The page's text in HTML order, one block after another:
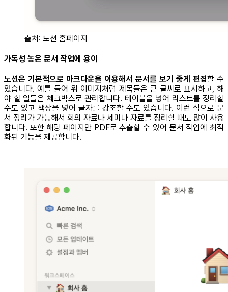
출처: 노션 홈페이지
가독성 높은 문서 작업에 용이
노션은 기본적으로 마크다운을 이용해서 문서를 보기 좋게 편집할 수
있습니다. 예를 들어 위 이미지처럼 제목들은 큰 글씨로 표시하고, 해
야 할 일들은 체크박스로 관리합니다. 테이블을 넣어 리스트를 정리할
수도 있고 색상을 넣어 글자를 강조할 수도 있습니다. 이런 식으로 문
서 정리가 가능해서 회의 자료나 세미나 자료를 정리할 때도 많이 사용
합니다. 또한 해당 페이지만 PDF로 추출할 수 있어 문서 작업에 최적
화된 기능을 제공합니다.